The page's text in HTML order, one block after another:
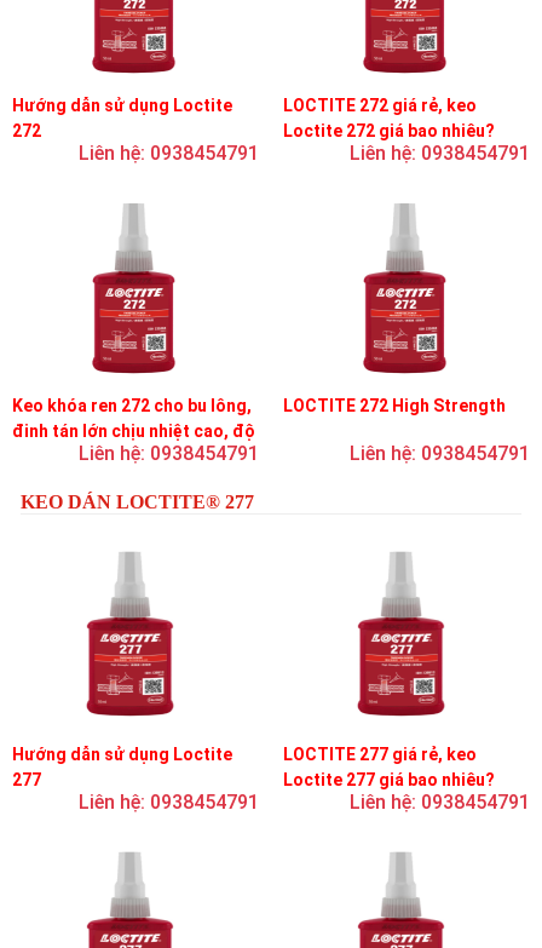
Hướng dẫn sử dụng Loctite
272
Liên hệ: 0938454791
LOCTITE 272 giá rẻ, keo
Loctite 272 giá bao nhiêu?
Liên hệ: 0938454791
Keo khóa ren 272 cho bu lông,
đinh tán lớn chịu nhiệt cao, độ
bền cao, độ nhớt trung bình
Liên hệ: 0938454791
LOCTITE 272 High Strength
Liên hệ: 0938454791
KEO DÁN LOCTITE® 277
Hướng dẫn sử dụng Loctite
277
Liên hệ: 0938454791
LOCTITE 277 giá rẻ, keo
Loctite 277 giá bao nhiêu?
Liên hệ: 0938454791